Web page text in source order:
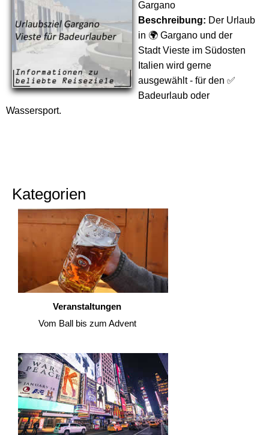
Gargano
Beschreibung: Der Urlaub
in 🌍 Gargano und der
Stadt Vieste im Südosten
Italien wird gerne
ausgewählt - für den ✅
Badeurlaub oder
Wassersport.
Kategorien
Veranstaltungen
Vom Ball bis zum Advent